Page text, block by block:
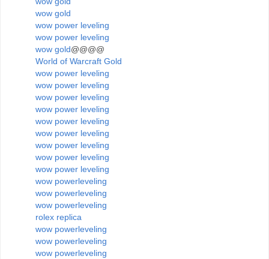
wow gold
wow power leveling
wow power leveling
wow gold@@@@
World of Warcraft Gold
wow power leveling
wow power leveling
wow power leveling
wow power leveling
wow power leveling
wow power leveling
wow power leveling
wow power leveling
wow power leveling
wow powerleveling
wow powerleveling
wow powerleveling
rolex replica
wow powerleveling
wow powerleveling
wow powerleveling